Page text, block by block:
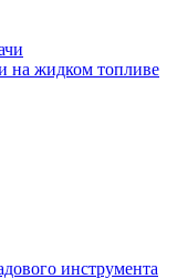
на жидком топливе
инструмента